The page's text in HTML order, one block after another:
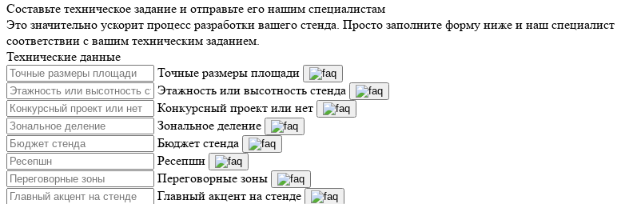
Составьте техническое задание и отправьте его нашим специалистам
Это значительно ускорит процесс разработки вашего стенда. Просто заполните форму ниже и наш
соответствии с вашим техническим заданием.
Технические данные
Точные размеры площади
Этажность или высотность стенда
Конкурсный проект или нет
Зональное деление
Бюджет стенда
Ресепшн
Переговорные зоны
Главный акцент на стенде